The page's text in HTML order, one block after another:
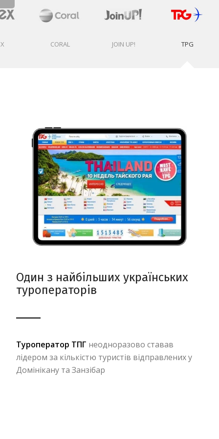
CORAL JOIN UP! TPG
Один з найбільших українських
туроператорів
Туроператор ТПГ неодноразово ставав
лідером за кількістю туристів відправлених у
Домінікану та Занзібар